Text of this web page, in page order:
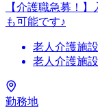
【介護職急募！
も可能です♪
老人介護施
老人介護施
勤務地